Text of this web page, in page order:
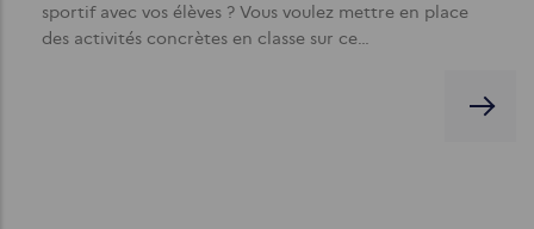
sportif avec vos élèves ? Vous voulez mettre en place
des activités concrètes en classe sur ce…